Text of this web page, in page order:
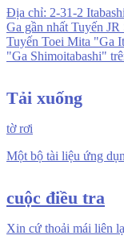
Địa chỉ: 2-31-2
Ga gần nhất Tuyến
Tuyến Toei Mita "Ga
"Ga Shimoitabashi"
Tải xuống
tờ rơi
Một bộ tài liệu ứng
cuộc điều tra
Xin cứ thoải mái liên